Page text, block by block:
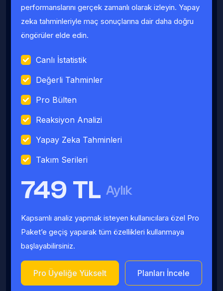
performanslarını gerçek zamanlı olarak izleyin. Yapay
zeka tahminleriyle maç sonuçlarına dair daha doğru
öngörüler elde edin.
Canlı İstatistik
Değerli Tahminler
Pro Bülten
Reaksiyon Analizi
Yapay Zeka Tahminleri
Takım Serileri
749 TL Aylık
Kapsamlı analiz yapmak isteyen kullanıcılara özel Pro
Paket’e geçiş yaparak tüm özellikleri kullanmaya
başlayabilirsiniz.
Pro Üyeliğe Yükselt Planları İncele